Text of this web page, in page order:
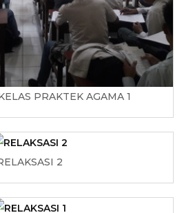
PRAKTEK AGAMA 1
2